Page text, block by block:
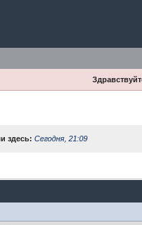
здесь: Сегодня, 21:09